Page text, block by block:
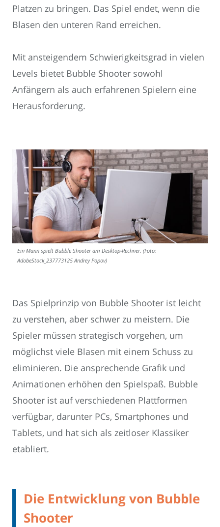
Platzen zu bringen. Das Spiel endet, wenn die
Blasen den unteren Rand erreichen.
Mit ansteigendem Schwierigkeitsgrad in vielen
Levels bietet Bubble Shooter sowohl
Anfängern als auch erfahrenen Spielern eine
Herausforderung.
Ein Mann spielt Bubble Shooter am Desktop-Rechner. (Foto:
AdobeStock_237773125 Andrey Popov)
Das Spielprinzip von Bubble Shooter ist leicht
zu verstehen, aber schwer zu meistern. Die
Spieler müssen strategisch vorgehen, um
möglichst viele Blasen mit einem Schuss zu
eliminieren. Die ansprechende Grafik und
Animationen erhöhen den Spielspaß. Bubble
Shooter ist auf verschiedenen Plattformen
verfügbar, darunter PCs, Smartphones und
Tablets, und hat sich als zeitloser Klassiker
etabliert.
Die Entwicklung von Bubble
Shooter